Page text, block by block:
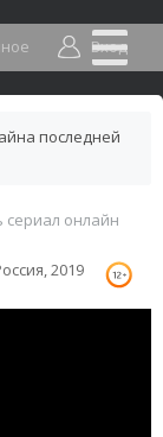
Вход
последней
сериал онлайн
2019